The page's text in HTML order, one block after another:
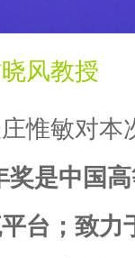
风教授
惟敏对本
奖是中国
台；致力